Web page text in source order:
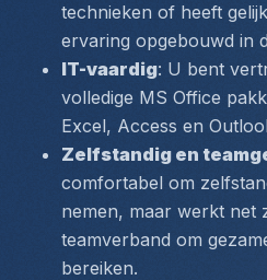
technieken of heeft
ervaring opgebouwd in
IT-vaardig: U bent
volledige MS Office
Excel, Access en
Zelfstandig en
comfortabel om
nemen, maar werkt net
teamverband om
bereiken.